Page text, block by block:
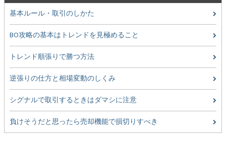
基本ルール・取引のしかた
BO攻略の基本はトレンドを見極めること
トレンド順張りで勝つ方法
逆張りの仕方と相場変動のしくみ
シグナルで取引するときはダマシに注意
負けそうだと思ったら売却機能で損切りすべき